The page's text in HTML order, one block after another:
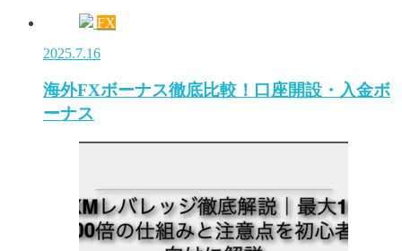
FX
2025.7.16
海外FXボーナス徹底比較！口座開設・入金ボ
ーナス